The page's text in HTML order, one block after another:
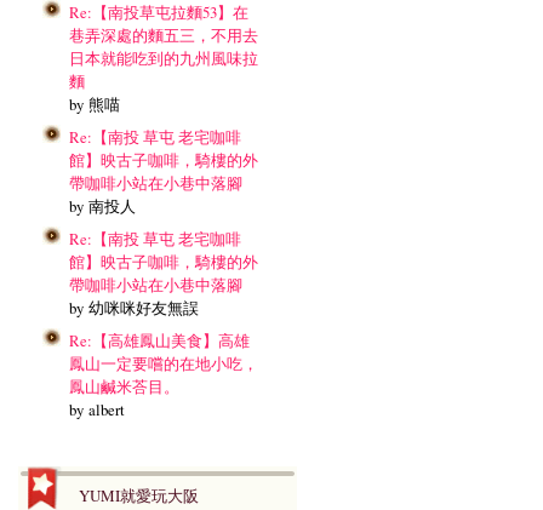
Re:【南投草屯拉麵53】在
巷弄深處的麵五三，不用去
日本就能吃到的九州風味拉
麵
by 熊喵
Re:【南投 草屯 老宅咖啡
館】映古子咖啡，騎樓的外
帶咖啡小站在小巷中落腳
by 南投人
Re:【南投 草屯 老宅咖啡
館】映古子咖啡，騎樓的外
帶咖啡小站在小巷中落腳
by 幼咪咪好友無誤
Re:【高雄鳳山美食】高雄
鳳山一定要嚐的在地小吃，
鳳山鹹米荅目。
by albert
YUMI就愛玩大阪